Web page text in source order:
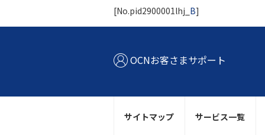
[No.pid2900001lhj_ B]
OCNお客さまサポート
サイトマップ サービス一覧